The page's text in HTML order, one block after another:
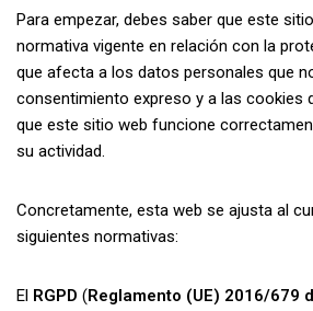
Para empezar, debes saber que este
normativa vigente en relación con la
que afecta a los datos personales que
consentimiento expreso y a las cookies
que este sitio web funcione
su actividad.
Concretamente, esta web se ajusta al
siguientes normativas:
El RGPD (Reglamento (UE) 2016/679